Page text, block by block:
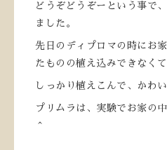
どうぞどうぞーという事で
ました。
先日のディプロマの時にお
たものの植え込みできなく
しっかり植えこんで、かわ
プリムラは、実験でお家の
＾